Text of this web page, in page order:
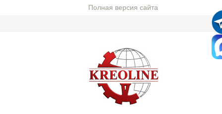
Полная версия сайта